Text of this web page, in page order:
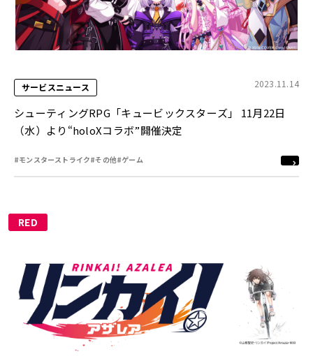
サービスニュース 2023.11.14
シューティングRPG「キュービックスターズ」 11月22日
（水）より“holoXコラボ”開催決定
#モンスターストライク#その他#ゲーム
RED